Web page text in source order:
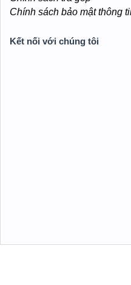
Chính sách xử lý khiếu nại
Chính sách bảo mật thông tin